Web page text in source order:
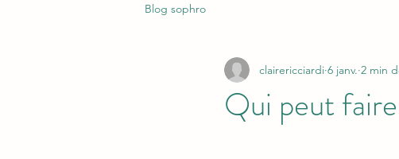
Blog sophro
Qui peut
clairericciardi 6 janv. 2 min